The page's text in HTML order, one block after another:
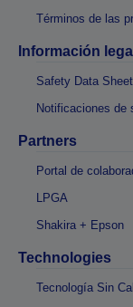
Términos de las
Información legal
Safety Data
Notificaciones de
Partners
Portal de
LPGA
Shakira + Epson
Technologies
Tecnología Sin